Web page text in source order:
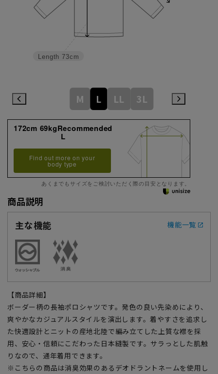
Length 73cm
M L LL 3L
172cm 69kgRecommended
L
Find out more on your
body type
あくまでもサイズをご検討いただく際の目安となります。
商品説明
主な機能
機能一覧
【商品詳細】
ボーダー柄の長袖ポロシャツです。発色の良い先染めにより、
爽やかなカジュアルスタイルを演出します。着やすさを追求し
た快適設計とニットの産地北陸で編み立てした上質な襟を採
用、安心・信頼にこだわった日本縫製です。サラっとした肌触
りなので、通年着用できます。
※こちらの商品は消臭効果のあるデオドラントネームを使用し